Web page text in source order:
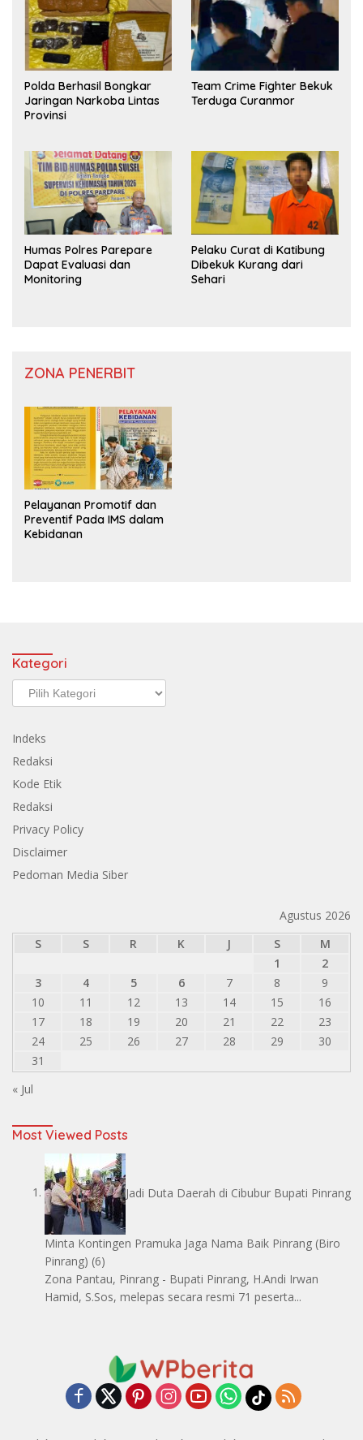
Polda Berhasil Bongkar
Jaringan Narkoba Lintas
Provinsi
Team Crime Fighter Bekuk
Terduga Curanmor
Humas Polres Parepare
Dapat Evaluasi dan
Monitoring
Pelaku Curat di Katibung
Dibekuk Kurang dari
Sehari
ZONA PENERBIT
Pelayanan Promotif dan
Preventif Pada IMS dalam
Kebidanan
Kategori
Kategori
Indeks
Redaksi
Kode Etik
Redaksi
Privacy Policy
Disclaimer
Pedoman Media Siber
Agustus 2026
S
S R K J S
M
1
2
3
4 5 6 7 8
9
10
11 12 13 14 15
16
17
18 19 20 21 22
23
24
25 26 27 28 29
30
31
« Jul
Most Viewed Posts
Jadi Duta Daerah di Cibubur Bupati Pinrang
Minta Kontingen Pramuka Jaga Nama Baik Pinrang (Biro
Pinrang) (6)
Zona Pantau, Pinrang - Bupati Pinrang, H.Andi Irwan
Hamid, S.Sos, melepas secara resmi 71 peserta...